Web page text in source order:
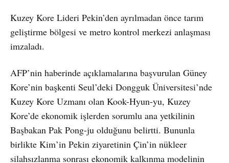
Kuzey Kore Lideri Pekin’den ayrılmadan önce tarım
geliştirme bölgesi ve metro kontrol merkezi anlaşması
imzaladı.
AFP’nin haberinde açıklamalarına başvurulan Güney
Kore’nin başkenti Seul’deki Dongguk Üniversitesi’nde
Kuzey Kore Uzmanı olan Kook-Hyun-yu, Kuzey
Kore’de ekonomik işlerden sorumlu ana yetkilinin
Başbakan Pak Pong-ju olduğunu belirtti. Bununla
birlikte Kim’in Pekin ziyaretinin Çin’in nükleer
silahsızlanma sonrası ekonomik kalkınma modelinin